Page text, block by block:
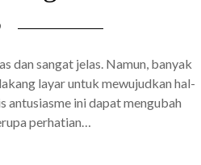
dan sangat jelas. Namun, banyak
layar untuk mewujudkan hal-
antusiasme ini dapat mengubah
perhatian…